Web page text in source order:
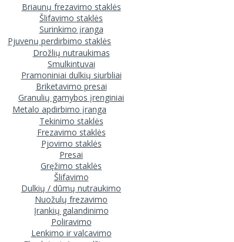
Briaunų frezavimo staklės
Šlifavimo staklės
Surinkimo įranga
Pjuvenų perdirbimo staklės
Drožlių nutraukimas
Smulkintuvai
Pramoniniai dulkių siurbliai
Briketavimo presai
Granulių gamybos įrenginiai
Metalo apdirbimo įranga
Tekinimo staklės
Frezavimo staklės
Pjovimo staklės
Presai
Gręžimo staklės
Šlifavimo
Dulkių / dūmų nutraukimo
Nuožulų frezavimo
Įrankių galandinimo
Poliravimo
Lenkimo ir valcavimo